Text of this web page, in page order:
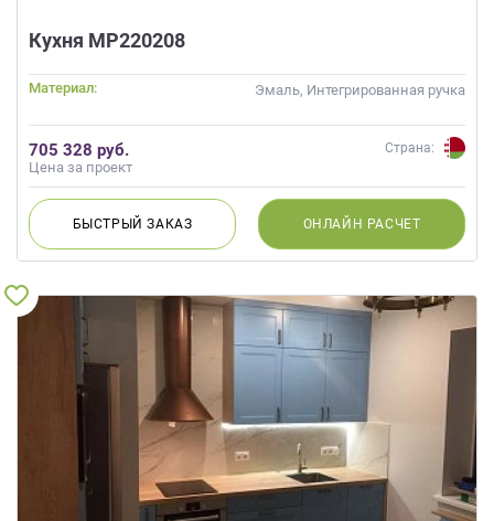
Кухня МР220208
Материал: Эмаль, Интегрированная ручка
705 328 руб.
Цена за проект
Страна:
БЫСТРЫЙЗАКАЗ ОНЛАЙН РАСЧЕТ